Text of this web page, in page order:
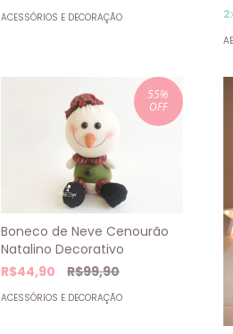
ACESSÓRIOS E DECORAÇÃO 2
55%
OFF
Boneco de Neve Cenourão
Natalino Decorativo
R$44,90
R$99,90
ACESSÓRIOS E DECORAÇÃO